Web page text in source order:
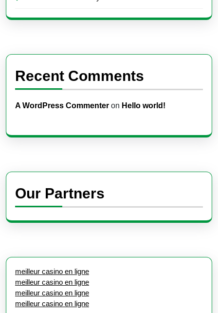
Recent Comments
A WordPress Commenter on Hello world!
Our Partners
meilleur casino en ligne
meilleur casino en ligne
meilleur casino en ligne
meilleur casino en ligne